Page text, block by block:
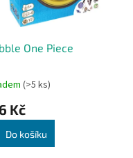
One Piece
(>5 ks)
Kč
Do košíku